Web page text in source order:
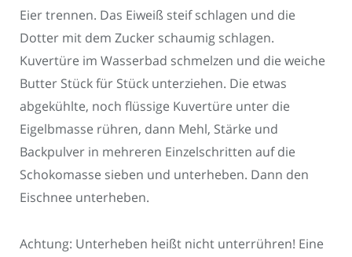
Eier trennen. Das Eiweiß steif schlagen und die
Dotter mit dem Zucker schaumig schlagen.
Kuvertüre im Wasserbad schmelzen und die weiche
Butter Stück für Stück unterziehen. Die etwas
abgekühlte, noch flüssige Kuvertüre unter die
Eigelbmasse rühren, dann Mehl, Stärke und
Backpulver in mehreren Einzelschritten auf die
Schokomasse sieben und unterheben. Dann den
Eischnee unterheben.
Achtung: Unterheben heißt nicht unterrühren! Eine